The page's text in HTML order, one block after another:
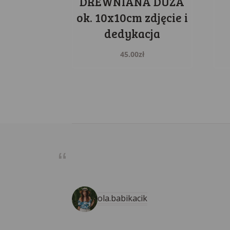
ok. 10x10cm zdjęcie i
dedykacja
45.00zł
ola.babikacik